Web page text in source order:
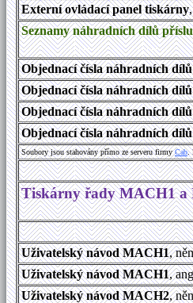
Externí ovládací panel tiskárny
Seznamy náhradních dílů
Objednací čísla náhradních
Objednací čísla náhradních
Objednací čísla náhradních
Objednací čísla náhradních
Soubory jsou stahovány přímo ze serveru firmyCab.
Tiskárny řady MACH1 a
Uživatelský návod MACH1,
Uživatelský návod MACH1,
Uživatelský návod MACH2,